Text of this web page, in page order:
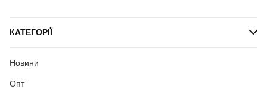
КАТЕГОРІЇ
Новини
Опт